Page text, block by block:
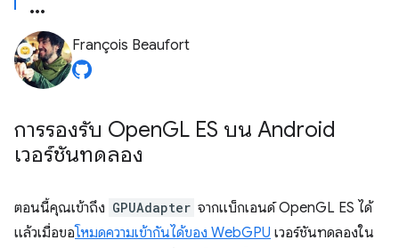
François Beaufort
การรองรับ OpenGL ES บน Android
เวอร์ชันทดลอง
ตอนนี้คุณเข้าถึง GPUAdapter จากแบ็กเอนด์ OpenGL ES ได้
แล้วเมื่อขอโหมดความเข้ากันได้ของ WebGPU เวอร์ชันทดลองใน